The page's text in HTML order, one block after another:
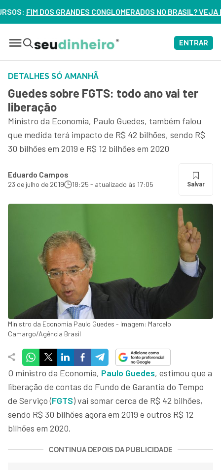
NO BRASIL? VEJA ERROS DE 3 DELES – ASSISTA
ENTRAR
DETALHES SÓ AMANHÃ
Guedes sobre FGTS: todo ano vai ter
liberação
Ministro da Economia, Paulo Guedes, também falou
que medida terá impacto de R$ 42 bilhões, sendo R$
30 bilhões em 2019 e R$ 12 bilhões em 2020
Eduardo Campos
23 de julho de 2019 18:25 - atualizado às 17:05 Salvar
Ministro da Economia Paulo Guedes - Imagem: Marcelo
Camargo/Agência Brasil
O ministro da Economia, Paulo Guedes, estimou que a
liberação de contas do Fundo de Garantia do Tempo
de Serviço (FGTS) vai somar cerca de R$ 42 bilhões,
sendo R$ 30 bilhões agora em 2019 e outros R$ 12
bilhões em 2020.
CONTINUA DEPOIS DA PUBLICIDADE